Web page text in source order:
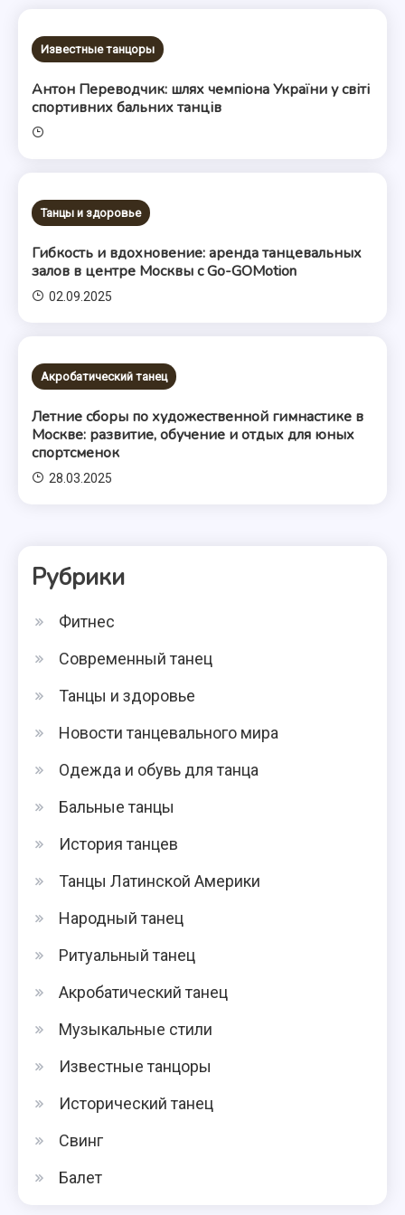
Известные танцоры
Антон Переводчик: шлях чемпіона України у світі
спортивних бальних танців
Танцы и здоровье
Гибкость и вдохновение: аренда танцевальных
залов в центре Москвы с Go-GOMotion
02.09.2025
Акробатический танец
Летние сборы по художественной гимнастике в
Москве: развитие, обучение и отдых для юных
спортсменок
28.03.2025
Рубрики
Фитнес
Современный танец
Танцы и здоровье
Новости танцевального мира
Одежда и обувь для танца
Бальные танцы
История танцев
Танцы Латинской Америки
Народный танец
Ритуальный танец
Акробатический танец
Музыкальные стили
Известные танцоры
Исторический танец
Свинг
Балет